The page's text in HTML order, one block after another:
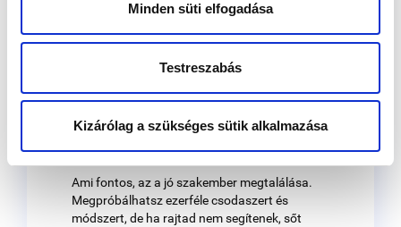
Minden süti elfogadása
Testreszabás
Kizárólag a szükséges sütik alkalmazása
Ha nem akarsz beszélni a
gyermekvállalási nehézségedről, akkor
ne megsértődj az esetlen és
mondd el, hogy mindenki idejében
értesül és megköszönöd, ha szurkolnak
nektek.
Ami fontos, az a jó szakember megtalálása.
Megpróbálhatsz ezerféle csodaszert és
módszert, de ha rajtad nem segítenek, sőt